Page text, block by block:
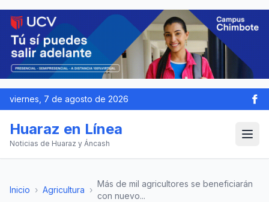
viernes, 7 de agosto de 2026
Huaraz en Línea
Noticias de Huaraz y Áncash
Inicio › Agricultura ›
Más de mil agricultores se beneficiarán
con nuevo...